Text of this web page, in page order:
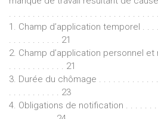
. . . . . . . . . . . . . . . . . . . . . . . . . . . . . .
1. Champ d’application temporel . . .
. . . . . . . . . . . 21
2. Champ d’application personnel et
. . . . . . . . . . . . 21
3. Durée du chômage . . . . . . . . . . . . .
. . . . . . . . . . . 23
4. Obligations de notification . . . . . . .